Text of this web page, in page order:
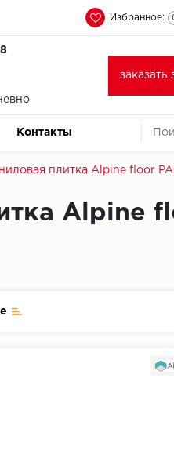
Избранное:
заказать
Контакты
плитка Alpine floor
Alpine